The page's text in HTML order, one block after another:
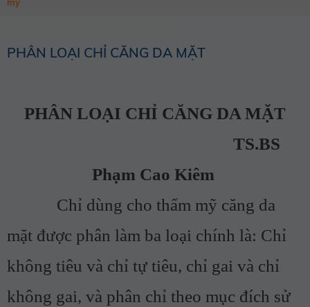
mỹ
PHÂN LOẠI CHỈ CĂNG DA MẶT
PHÂN LOẠI CHỈ CĂNG DA MẶT
TS.BS
Phạm Cao Kiêm
Chỉ dùng cho thẩm mỹ căng da
mặt được phân làm ba loại chính là: Chỉ
không tiêu và chỉ tự tiêu, chỉ gai và chỉ
không gai, và phân chỉ theo mục đích sử